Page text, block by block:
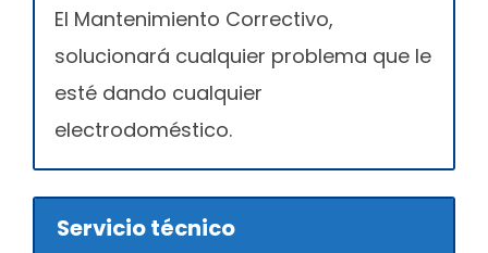
El Mantenimiento Correctivo,
solucionará cualquier problema que le
esté dando cualquier
electrodoméstico.
Servicio técnico